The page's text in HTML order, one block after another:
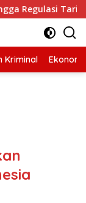
Tarif Angkutan
Kriminal Ekonomi